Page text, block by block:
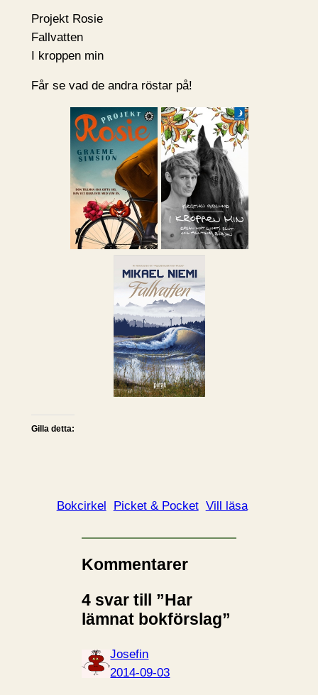
Projekt Rosie
Fallvatten
I kroppen min
Får se vad de andra röstar på!
Gilla detta:
Bokcirkel Picket & Pocket Vill läsa
Kommentarer
4 svar till ”Har
lämnat bokförslag”
Josefin
2014-09-03